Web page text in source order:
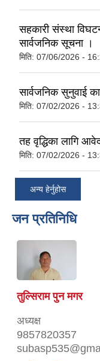
सहकारी संस्था
सार्वजनिक सूचना ।
मिति: 07/06/2026 -
सार्वजनिक सुनुवाई
मिति: 07/02/2026 -
तह वृद्धिका लागि
मिति: 07/02/2026 -
अन्य हेर्नुहोस
जन प्रतिनिधि
तुल्सिराम पुन मगर
अध्यक्ष
9857820357